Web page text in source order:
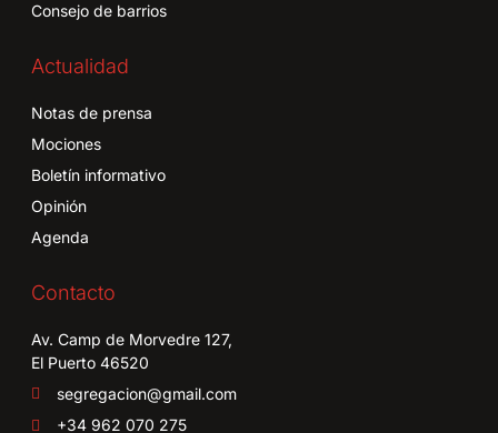
Consejo de barrios
Actualidad
Notas de prensa
Mociones
Boletín informativo
Opinión
Agenda
Contacto
Av. Camp de Morvedre 127,
El Puerto 46520
segregacion@gmail.com
+34 962 070 275